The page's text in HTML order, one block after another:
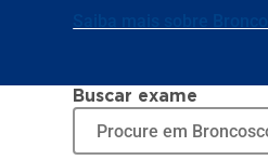
Buscar exame